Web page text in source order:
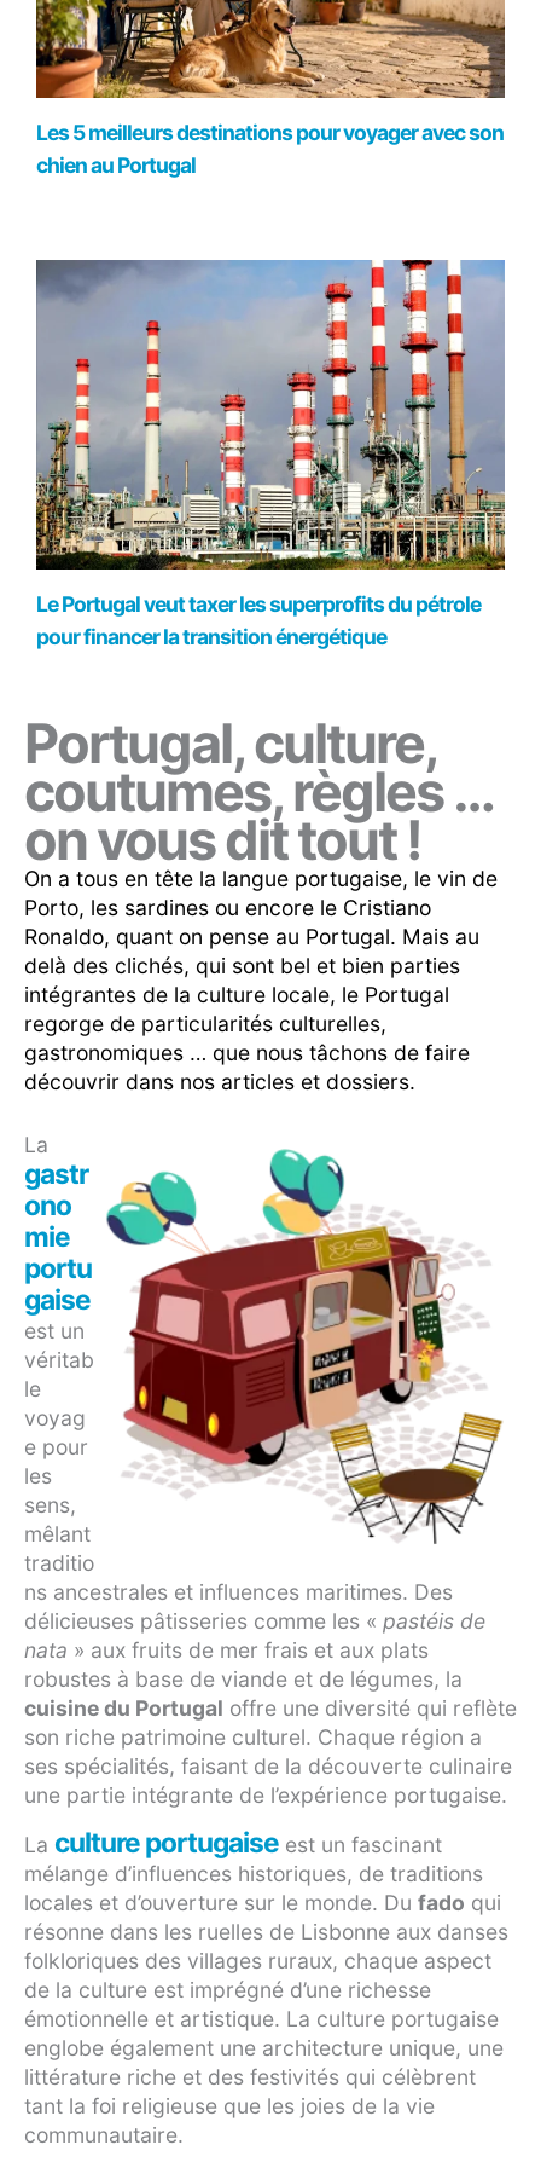
Les 5 meilleurs destinations pour voyager avec son
chien au Portugal
Le Portugal veut taxer les superprofits du pétrole
pour financer la transition énergétique
Portugal, culture,
coutumes, règles …
on vous dit tout !
On a tous en tête la langue portugaise, le vin de
Porto, les sardines ou encore le Cristiano
Ronaldo, quant on pense au Portugal. Mais au
delà des clichés, qui sont bel et bien parties
intégrantes de la culture locale, le Portugal
regorge de particularités culturelles,
gastronomiques … que nous tâchons de faire
découvrir dans nos articles et dossiers.
La
gastr
ono
mie
portu
gaise
est un
véritab
le
voyag
e pour
les
sens,
mêlant
traditio
ns ancestrales et influences maritimes. Des
délicieuses pâtisseries comme les « pastéis de
nata » aux fruits de mer frais et aux plats
robustes à base de viande et de légumes, la
cuisine du Portugal offre une diversité qui reflète
son riche patrimoine culturel. Chaque région a
ses spécialités, faisant de la découverte culinaire
une partie intégrante de l’expérience portugaise.
La culture portugaise est un fascinant
mélange d’influences historiques, de traditions
locales et d’ouverture sur le monde. Du fado qui
résonne dans les ruelles de Lisbonne aux danses
folkloriques des villages ruraux, chaque aspect
de la culture est imprégné d’une richesse
émotionnelle et artistique. La culture portugaise
englobe également une architecture unique, une
littérature riche et des festivités qui célèbrent
tant la foi religieuse que les joies de la vie
communautaire.